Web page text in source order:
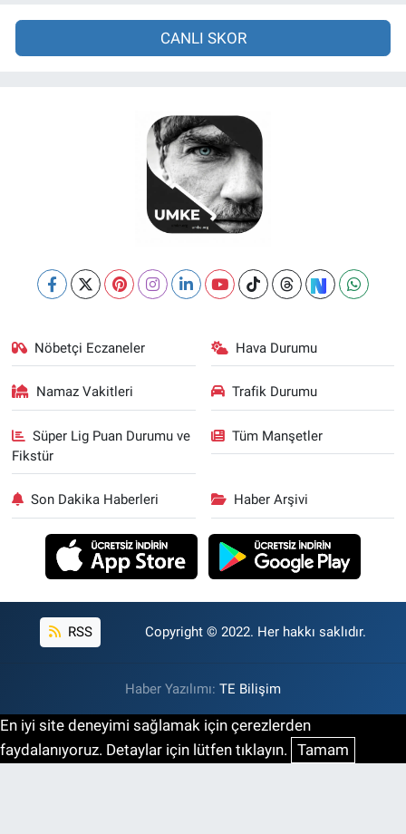
CANLI SKOR
Nöbetçi Eczaneler Hava Durumu
Namaz Vakitleri Trafik Durumu
Süper Lig Puan Durumu ve
Fikstür
Tüm Manşetler
Son Dakika Haberleri Haber Arşivi
RSS Copyright © 2022. Her hakkı saklıdır.
Haber Yazılımı: TE Bilişim
En iyi site deneyimi sağlamak için çerezlerden
faydalanıyoruz. Detaylar için lütfen tıklayın. Tamam